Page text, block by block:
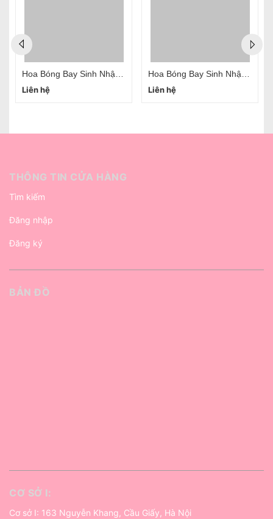
Liên hệ
Liên hệ
THÔNG TIN CỬA HÀNG
Tìm kiếm
Đăng nhập
Đăng ký
BẢN ĐỒ
CƠ SỞ I:
Cơ sở I: 163 Nguyễn Khang, Cầu Giấy, Hà Nội